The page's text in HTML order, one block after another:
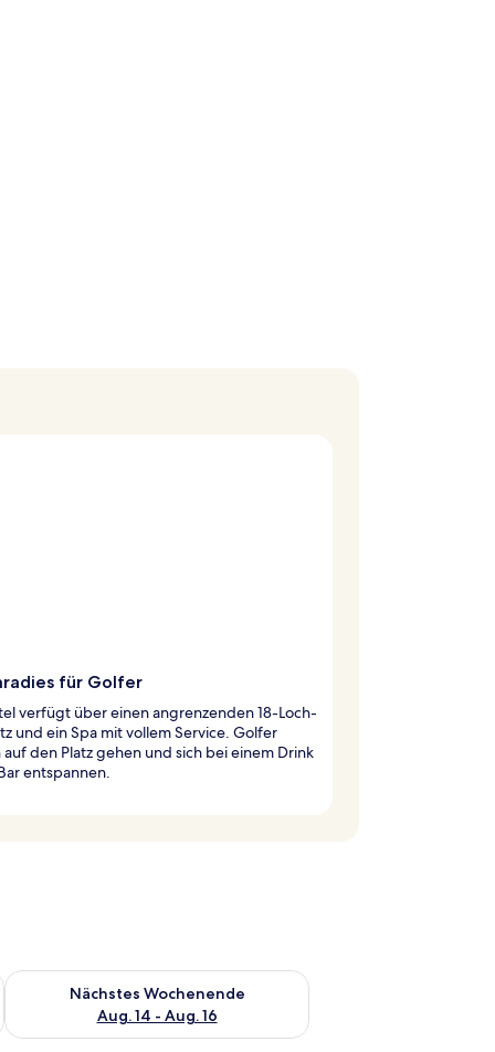
für Golfer
verfügt über einen angrenzenden 18-Loch-
und ein Spa mit vollem Service. Golfer
auf den Platz gehen und sich bei einem Drink
entspannen.
Aug. 7 - Aug. 9.
Nächstes Wochenende
Aug. 14 - Aug. 16
Überprüfe die Verfügbarkeit für nächstes Wochenende, Aug.